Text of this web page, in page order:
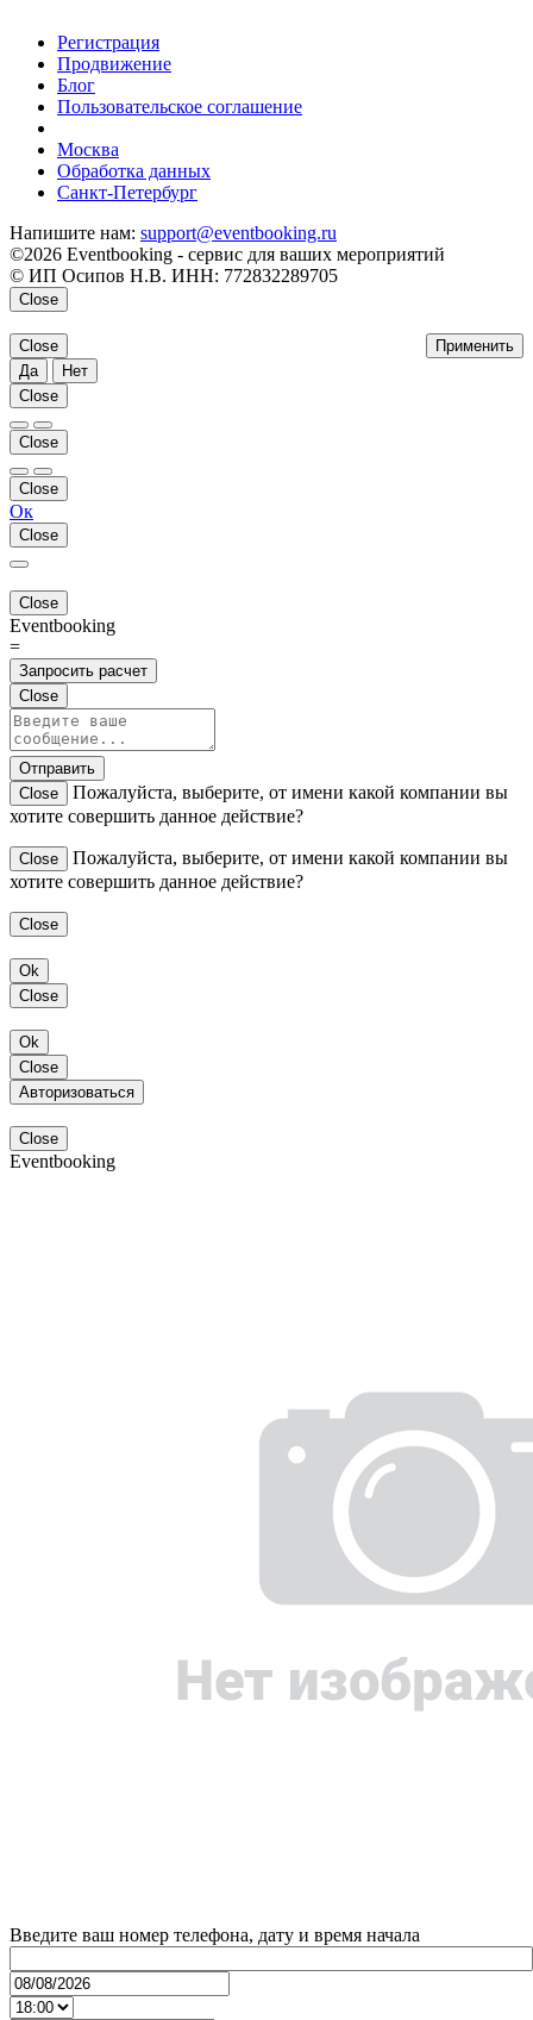
Регистрация
Продвижение
Блог
Пользовательское соглашение
Москва
Обработка данных
Санкт-Петербург
Напишите нам: support@eventbooking.ru
©2026 Eventbooking - сервис для ваших мероприятий
© ИП Осипов Н.В. ИНН: 772832289705
Close
Применить
Close
Да
Нет
Close
Close
Close
Ок
Close
Close
Eventbooking
=
Запросить расчет
Close
Отправить
Close
Пожалуйста, выберите, от имени какой компании вы
хотите совершить данное действие?
Close
Пожалуйста, выберите, от имени какой компании вы
хотите совершить данное действие?
Close
Ok
Close
Ok
Close
Авторизоваться
Close
Eventbooking
Введите ваш номер телефона, дату и время начала